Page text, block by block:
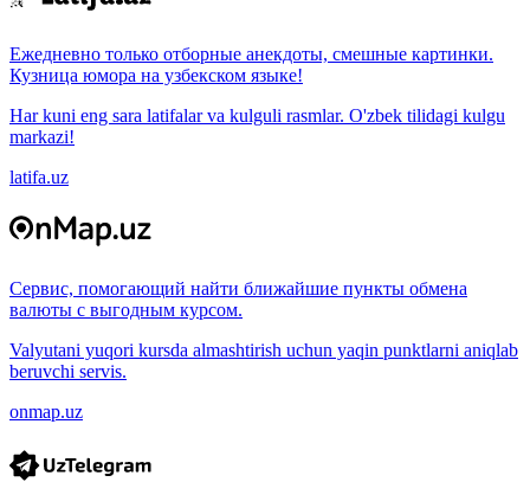
Ежедневно только отборные анекдоты, смешные картинки.
Кузница юмора на узбекском языке!
Har kuni eng sara latifalar va kulguli rasmlar. O'zbek tilidagi kulgu
markazi!
latifa.uz
Сервис, помогающий найти ближайшие пункты обмена
валюты с выгодным курсом.
Valyutani yuqori kursda almashtirish uchun yaqin punktlarni aniqlab
beruvchi servis.
onmap.uz